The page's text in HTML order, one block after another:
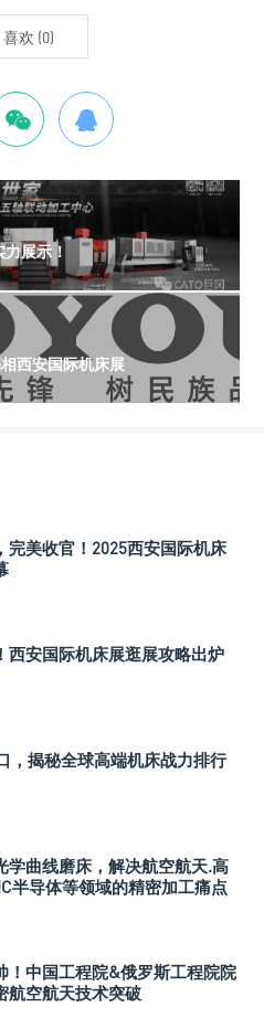
喜欢 (0)
展示！
西安国际机床展
完美收官！2025西安国际机床
西安国际机床展逛展攻略出炉
，揭秘全球高端机床战力排行
学曲线磨床，解决航空航天.高
半导体等领域的精密加工痛点
！中国工程院&俄罗斯工程院院
航空航天技术突破